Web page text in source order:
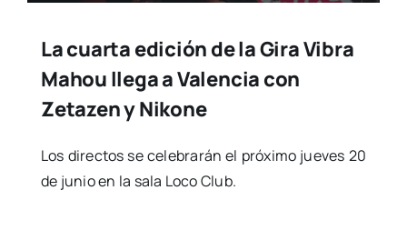
La cuarta edición de la Gira Vibra
Mahou llega a Valencia con
Zetazen y Nikone
Los direc­tos se cele­bra­rán el pró­xi­mo jue­ves 20
de junio en la sala Loco Club.